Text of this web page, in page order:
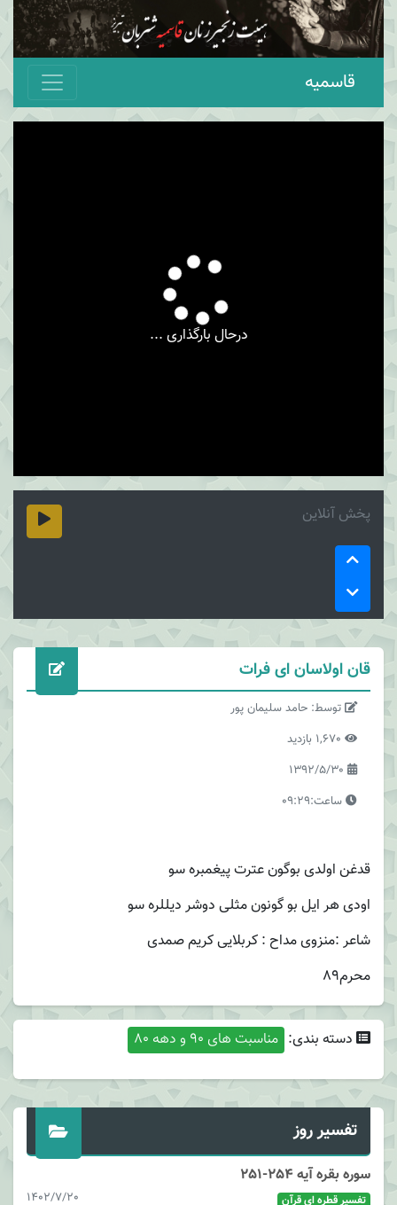
قاسمیه
درحال بارگذاری ...
پخش آنلاین
قان اولاسان ای فرات
توسط: حامد سلیمان پور
ساعت:09:29
قدغن اولدی بوگون عترت پیغمبره سو
اودی هر ایل بو گونون مثلی دوشر دیللره سو
شاعر :‌منزوی مداح : کربلایی کریم صمدی
محرم89
دسته بندی: مناسبت های 90 و دهه 80
تفسیر روز
سوره بقره آیه 254-251
1402/7/20 تفسیر قطره ای قرآن